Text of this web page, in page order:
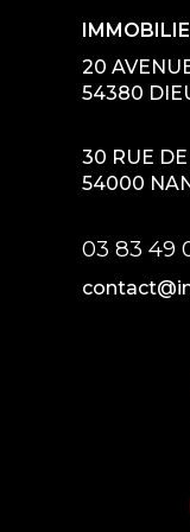
20
54380
30 RUE
54000
03 83 49